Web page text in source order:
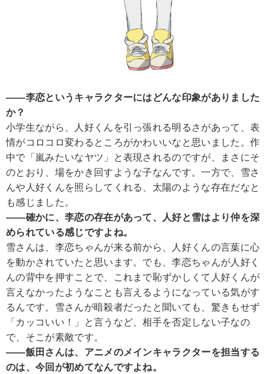
――李恋というキャラクターにはどんな印象がありました
か？
小学生ながら、人好くんを引っ張れる明るさがあって、表
情がコロコロ変わるところがかわいいなと思いました。作
中で「嵐みたいなヤツ」と表現されるのですが、まさにそ
のとおり、場をかき回すような子なんです。一方で、雪さ
んや人好くんを照らしてくれる、太陽のような存在だなと
も感じました。
――確かに、李恋の存在があって、人好と雪はより仲を深
められている感じですよね。
雪さんは、李恋ちゃんが来る前から、人好くんの言葉に心
を動かされていたと思います。でも、李恋ちゃんが人好く
んの背中を押すことで、これまで恥ずかしくて人好くんが
言えなかったようなことも言えるようになっている気がす
るんです。雪さんが暗殺者だったと聞いても、驚きもせず
「カッコいい！」と言うなど、相手を否定しない子なの
で、そこが素敵です。
――飯田さんは、アニメのメインキャラクターを担当する
のは、今回が初めてなんですよね。